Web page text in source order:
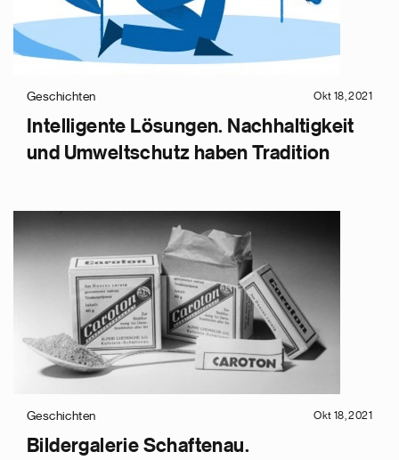
Geschichten Okt 18, 2021
Intelligente Lösungen. Nachhaltigkeit
und Umweltschutz haben Tradition
Geschichten Okt 18, 2021
Bildergalerie Schaftenau.